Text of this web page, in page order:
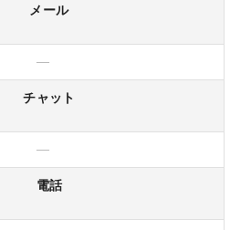
メール
—
チャット
—
電話